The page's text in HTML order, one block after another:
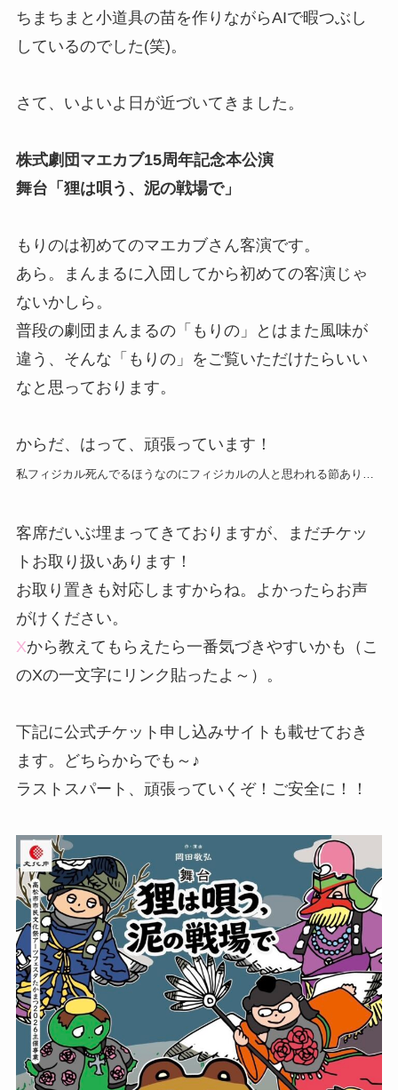
ちまちまと小道具の苗を作りながらAIで暇つぶし
しているのでした(笑)。
さて、いよいよ日が近づいてきました。
株式劇団マエカブ15周年記念本公演
舞台「狸は唄う、泥の戦場で」
もりのは初めてのマエカブさん客演です。
あら。まんまるに入団してから初めての客演じゃ
ないかしら。
普段の劇団まんまるの「もりの」とはまた風味が
違う、そんな「もりの」をご覧いただけたらいい
なと思っております。
からだ、はって、頑張っています！
私フィジカル死んでるほうなのにフィジカルの人と思われる節あり…
客席だいぶ埋まってきておりますが、まだチケッ
トお取り扱いあります！
お取り置きも対応しますからね。よかったらお声
がけください。
Xから教えてもらえたら一番気づきやすいかも（こ
のXの一文字にリンク貼ったよ～）。
下記に公式チケット申し込みサイトも載せておき
ます。どちらからでも～♪
ラストスパート、頑張っていくぞ！ご安全に！！